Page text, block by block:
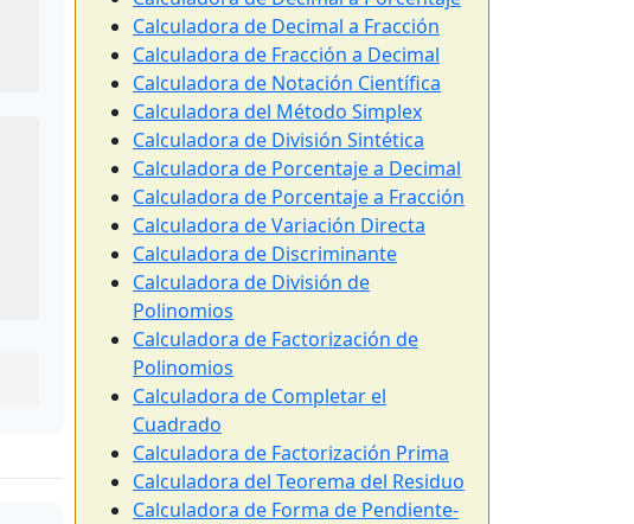
Calculadora de Decimal a Fracción
Calculadora de Fracción a Decimal
Calculadora de Notación Científica
Calculadora del Método Simplex
Calculadora de División Sintética
Calculadora de Porcentaje a Decimal
Calculadora de Porcentaje a Fracción
Calculadora de Variación Directa
Calculadora de Discriminante
Calculadora de División de
Polinomios
Calculadora de Factorización de
Polinomios
Calculadora de Completar el
Cuadrado
Calculadora de Factorización Prima
Calculadora del Teorema del Residuo
Calculadora de Forma de Pendiente-